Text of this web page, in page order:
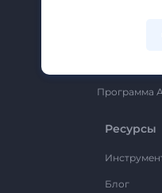
Программа
Ресурсы
Блог